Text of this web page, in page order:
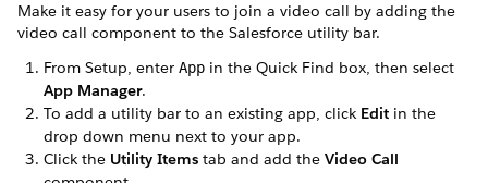
Make it easy for your users to join a video call by adding the
video call component to the Salesforce utility bar.
From Setup, enter App in the Quick Find box, then select
App Manager.
To add a utility bar to an existing app, click Edit in the
drop down menu next to your app.
Click the Utility Items tab and add the Video Call